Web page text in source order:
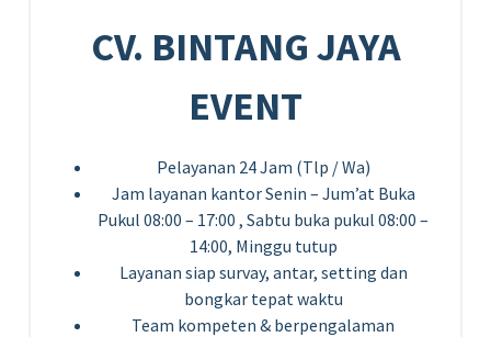
CV. BINTANG JAYA
EVENT
Pelayanan 24 Jam (Tlp / Wa)
Jam layanan kantor Senin – Jum’at Buka
Pukul 08:00 – 17:00 , Sabtu buka pukul 08:00 –
14:00, Minggu tutup
Layanan siap survay, antar, setting dan
bongkar tepat waktu
Team kompeten & berpengalaman